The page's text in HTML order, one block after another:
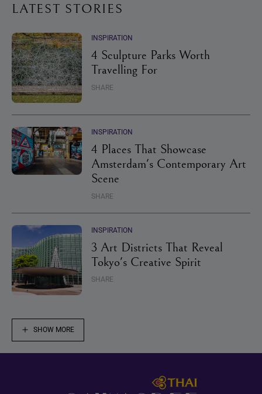
LATEST STORIES
INSPIRATION
4 Sculpture Parks Worth
Travelling For
SHARE
INSPIRATION
4 Places That Showcase
Amsterdam's Contemporary Art
Scene
SHARE
INSPIRATION
3 Art Districts That Reveal
Tokyo's Creative Spirit
SHARE
SHOW MORE